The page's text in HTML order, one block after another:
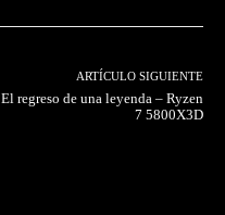
ARTÍCULO SIGUIENTE
El regreso de una leyenda – Ryzen
7 5800X3D